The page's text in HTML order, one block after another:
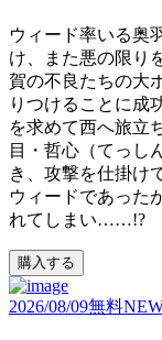
ウィード率いる奥
け、また悪の限り
賀の不良たちの大
りつけることに成
を求めて西へ旅立
目・哲心（てっし
き、攻撃を仕掛け
ウィードであった
れてしまい……!?
購入する
2026/08/09無料